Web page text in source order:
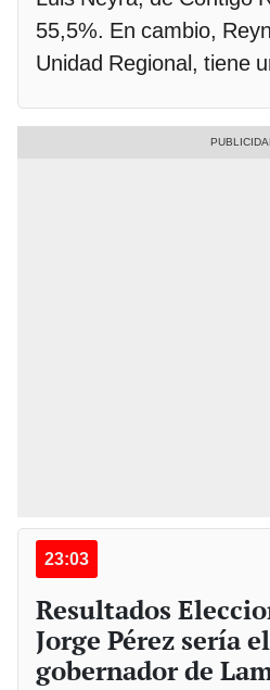
55,5%. En cambio,
Unidad Regional, tiene
23:03
Resultados
Jorge Pérez sería
gobernador de